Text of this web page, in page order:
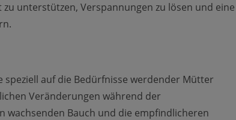
unterstützen, Verspannungen zu lösen und eine
auf die Bedürfnisse werdender Mütter
Veränderungen während der
wachsenden Bauch und die empfindlicheren